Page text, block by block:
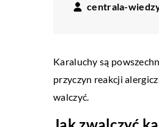
centrala-
Karaluchy są
przyczyn reakcji
walczyć.